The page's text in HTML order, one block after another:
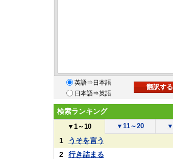
英語⇒日本語
日本語⇒英語
検索ランキング
▼ 1～10 ▼ 11～20 ▼
1
うそを言う
2
行き詰まる